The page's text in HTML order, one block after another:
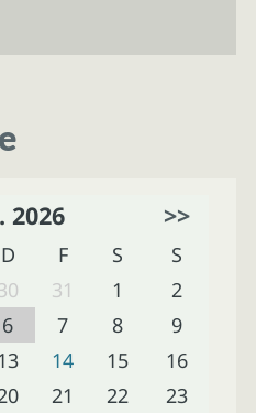
2026 >>
D F S
S
31 1
2
6 7 8
9
13 14 15
16
21 22
23